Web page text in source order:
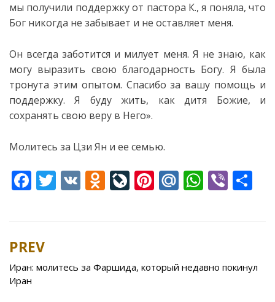
мы получили поддержку от пастора К., я поняла, что
Бог никогда не забывает и не оставляет меня.
Он всегда заботится и милует меня. Я не знаю, как
могу выразить свою благодарность Богу. Я была
тронута этим опытом. Спасибо за вашу помощь и
поддержку. Я буду жить, как дитя Божие, и
сохранять свою веру в Него».
Молитесь за Цзи Ян и ее семью.
F
b
o
o
T V O
kl
as
Li
u
r
Pi
st
M
u
W
A
p
Vi
Post
navigation
PREV
Иран: молитесь за Фаршида, который недавно покинул
Иран